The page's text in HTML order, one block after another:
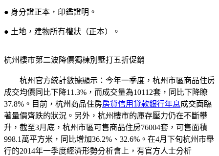
● 身分證正本，印鑑證明。
● 土地，建物所有權狀（正本）。
杭州樓市第二波降價獨棟別墅打五折促銷
杭州官方統計數據顯示：今年一季度，杭州市區商品住房
成交均價同比下降11.3%，而成交量為10112套，同比下降瞭
37.8%。目前，杭州商品住房房貸信用貸款銀行年息成交面臨
著量價齊跌的狀況。另外，杭州樓市的庫存壓力仍在不斷攀
升，截至3月底，杭州市區可售商品住房76004套，可售面積
998.1萬平方米，同比增加36.2%、32.6%。在4月下旬杭州市舉
行的2014年一季度經濟形勢分析會上，有官方人士分析